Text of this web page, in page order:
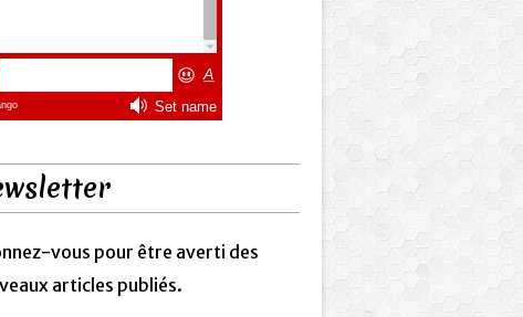
vous pour être averti des
articles publiés.